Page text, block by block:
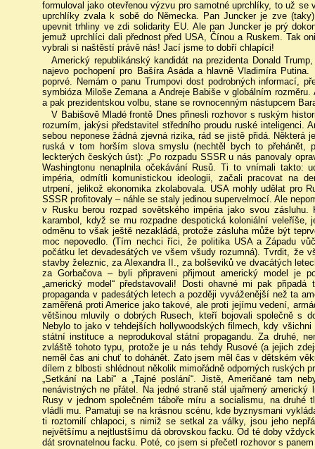
formuloval jako otevřenou výzvu pro samotné uprchlíky, to už se
uprchlíky zvala k sobě do Německa. Pan Juncker je zve
upevnit trhliny ve zdi solidarity EU. Ale pan Juncker je prý
jemuž uprchlíci dali přednost před USA, Čínou a Ruskem. Tak
vybrali si naštěstí právě nás! Jací jsme to dobří chlapíci!
Americký republikánský kandidát na prezidenta Donald
najevo pochopení pro Bašíra Asáda a hlavně Vladimíra
poprvé. Nemám o panu Trumpovi dost podrobných informací,
symbióza Miloše Zemana a Andreje Babiše v globálním
a pak prezidentskou volbu, stane se rovnocenným nástupcem
V Babišově Mladé frontě Dnes přinesli rozhovor s ruským
rozumím, jakýsi představitel středního proudu ruské inteligenci.
sebou neponese žádná zjevná rizika, rád se jistě přidá. Některá
ruská v tom horším slova smyslu (nechtěl bych to přehánět,
leckterých českých úst): „Po rozpadu SSSR u nás panovaly
Washingtonu nenaplnila očekávání Rusů. Ti to vnímali takto:
impéria, odmítli komunistickou ideologii, začali pracovat na
utrpení, jelikož ekonomika zkolabovala. USA mohly udělat pro
SSSR profitovaly – náhle se staly jedinou supervelmocí. Ale
v Rusku berou rozpad sovětského impéria jako svou
karambol, když se mu rozpadne despotická koloniální veleříše,
odměnu to však ještě nezakládá, protože zásluha může být
moc nepovedlo. (Tím nechci říci, že politika USA a Západu
počátku let devadesátých ve všem všudy rozumná). Tvrdit, že
stavby železnic, za Alexandra II., za bolševiků ve dvacátých
za Gorbačova – byli připraveni přijmout americký model je
„americký model“ představovali! Dosti ohavné mi pak
propaganda v padesátých letech a později vyváženější než ta
zaměřená proti Americe jako takové, ale proti jejímu vedení,
většinou mluvily o dobrých Rusech, kteří bojovali společně s
Nebylo to jako v tehdejších hollywoodských filmech, kdy
státní instituce a neprodukoval státní propagandu. Za druhé,
zvláště tohoto typu, protože je u nás tehdy Rusové (a jejich
neměl čas ani chuť to dohánět. Zato jsem měl čas v dětském
dílem z blbosti shlédnout několik mimořádně odporných ruských
„Setkání na Labi“ a „Tajné poslání“. Jistě, Američané tam
nenávistných ne přátel. Na jedné straně stál ujařmený
Rusy v jednom společném táboře míru a socialismu, na
vládli mu. Pamatuji se na krásnou scénu, kde byznysmani
ti roztomilí chlapoci, s nimiž se setkal za války, jsou jeho
největšímu a nejtlustšímu dá obrovskou facku. Od té doby
dát srovnatelnou facku. Poté, co jsem si přečetl rozhovor s